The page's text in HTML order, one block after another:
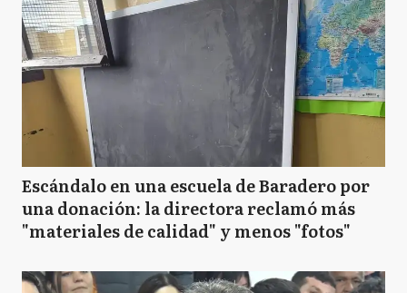
Escándalo en una escuela de Baradero por
una donación: la directora reclamó más
"materiales de calidad" y menos "fotos"